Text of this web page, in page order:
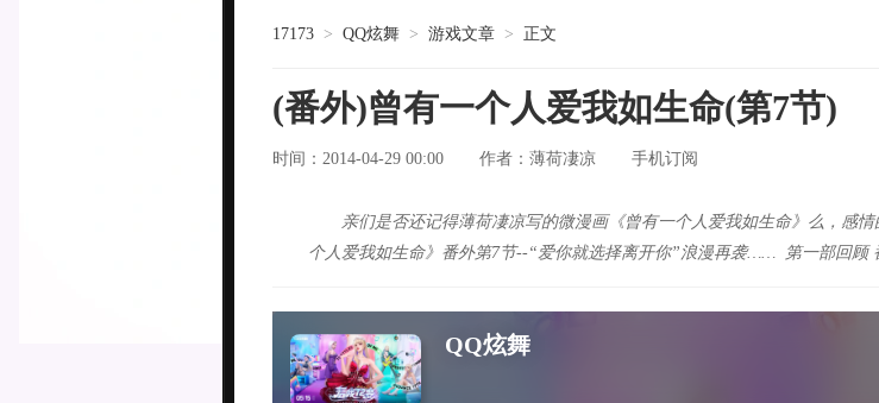
17173 > QQ炫舞 > 游戏文章 > 正文
(番外)曾有一个人爱我如生命(第7节)
时间：2014-04-29 00:00 作者： 薄荷凄凉 手机订阅
亲们是否还记得薄荷凄凉写的微漫画《曾有一个人爱我如生命》么，感
个人爱我如生命》番外第7节--“爱你就选择离开你”浪漫再袭…… 第一部回顾
QQ炫舞